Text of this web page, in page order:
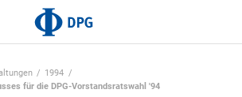
1994
für die DPG-Vorstandsratswahl '94